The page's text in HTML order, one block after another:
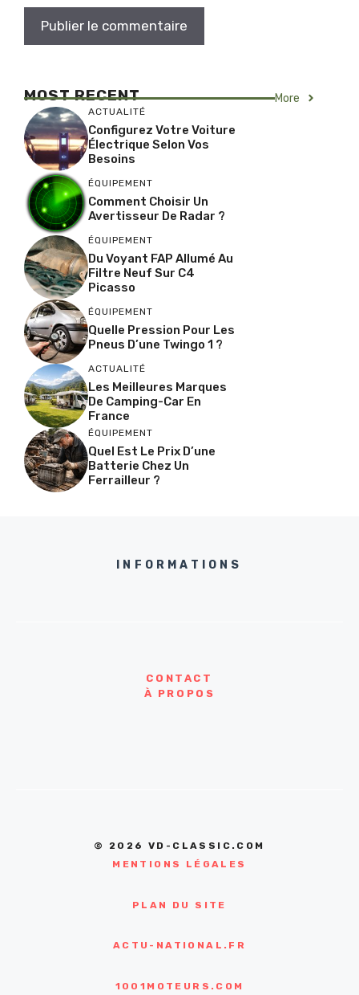
MOST RECENT More
ACTUALITÉ
Configurez Votre Voiture
Électrique Selon Vos
Besoins
ÉQUIPEMENT
Comment Choisir Un
Avertisseur De Radar ?
ÉQUIPEMENT
Du Voyant FAP Allumé Au
Filtre Neuf Sur C4
Picasso
ÉQUIPEMENT
Quelle Pression Pour Les
Pneus D’une Twingo 1 ?
ACTUALITÉ
Les Meilleures Marques
De Camping-Car En
France
ÉQUIPEMENT
Quel Est Le Prix D’une
Batterie Chez Un
Ferrailleur ?
INFORMATIONS
CONTACT
À PROPOS
© 2026 VD-CLASSIC.COM
MENTIONS LÉGALES
PLAN DU SITE
ACTU-NATIONAL.FR
1001MOTEURS.COM